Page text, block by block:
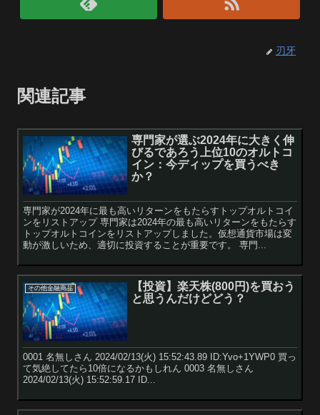
刃牙
関連記事
専門家が選ぶ2024年に大きく伸
びるであろう上位10のオルトコ
イン：今ディップを買うべき
か？
専門家が2024年に最も高いリターンをもたらすトップオルトコイ
ンをリストアップ 専門家は2024年の最も高いリターンをもたらす
トップオルトコインをリストアップしました。仮想通貨市場は変
動が激しいため、適切に投資することが重要です。 専門...
その他金融商品
【投資】楽天株(800円)を買おう
と思うんだけどどう？
0001 名無しさん 2024/02/13(火) 15:52:43.89 ID:Yvo+1YWP0 買っ
て気絶してたら10倍になるかもしれん 0003 名無しさん
2024/02/13(火) 15:52:59.17 ID...